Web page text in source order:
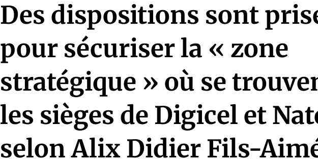
Des dispositions sont
pour sécuriser la « zone
stratégique » où se
les sièges de Digicel et
selon Alix Didier Fils-